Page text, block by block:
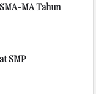
MA Tahun
SMP